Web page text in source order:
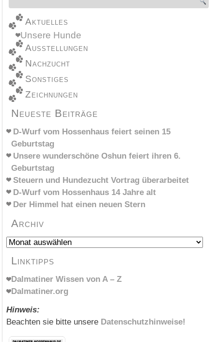
Aktuelles
Unsere Hunde
Ausstellungen
Nachzucht
Sonstiges
Zeichnungen
Neueste Beiträge
D-Wurf vom Hossenhaus feiert seinen 15
Geburtstag
Unsere wunderschöne Oshun feiert ihren 6.
Geburtstag
Steuern und Hundezucht Vortrag überarbeitet
D-Wurf vom Hossenhaus 14 Jahre alt
Der Himmel hat einen neuen Stern
Archiv
Archiv
Linktipps
Dalmatiner Wissen von A – Z
Dalmatiner.org
Hinweis:
Beachten sie bitte unsere Datenschutzhinweise!